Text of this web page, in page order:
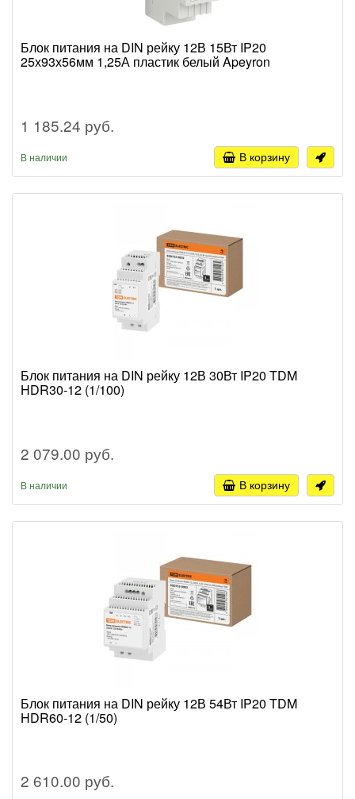
Блок питания на DIN рейку 12В 15Вт IP20
25х93х56мм 1,25А пластик белый Apeyron
1 185.24 руб.
В наличии В корзину
Блок питания на DIN рейку 12В 30Вт IP20 TDM
HDR30-12 (1/100)
2 079.00 руб.
В наличии В корзину
Блок питания на DIN рейку 12В 54Вт IP20 TDM
HDR60-12 (1/50)
2 610.00 руб.